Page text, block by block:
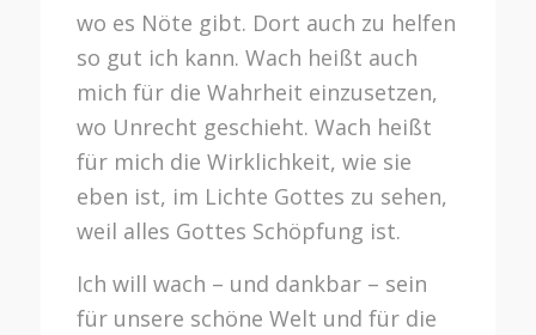
wo es Nöte gibt. Dort auch zu helfen
so gut ich kann. Wach heißt auch
mich für die Wahrheit einzusetzen,
wo Unrecht geschieht. Wach heißt
für mich die Wirklichkeit, wie sie
eben ist, im Lichte Gottes zu sehen,
weil alles Gottes Schöpfung ist.
Ich will wach – und dankbar – sein
für unsere schöne Welt und für die